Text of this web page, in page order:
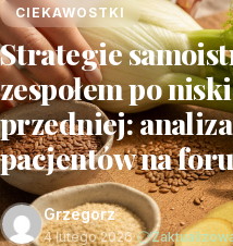
CIEKAWOSTKI
Strategie
zespołem po
przedniej:
pacjentów na
Grzegorz
4 lutego 2026·